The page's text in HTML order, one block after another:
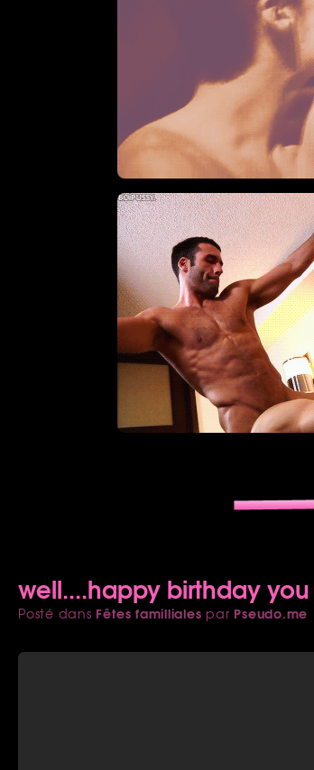
well....happy birthday
Posté dans Fêtes familliales par Pseudo.me